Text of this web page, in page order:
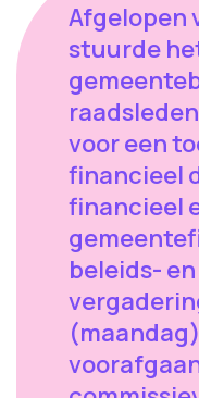
Afgelopen
stuurde
voor een
financieel
financieel
beleids-